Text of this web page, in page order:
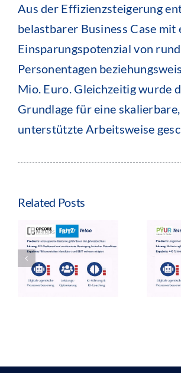
Aus der Effizienzsteigerung
belastbarer Business Case mit
Einsparungspotenzial von
Personentagen
Mio. Euro. Gleichzeitig wurde
Grundlage für eine
unterstützte Arbeitsweise
Related Posts